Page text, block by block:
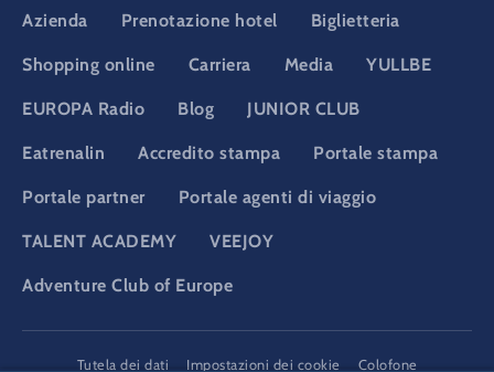
Azienda Prenotazione hotel Biglietteria
Shopping online Carriera Media YULLBE
EUROPA Radio Blog JUNIOR CLUB
Eatrenalin Accredito stampa Portale stampa
Portale partner Portale agenti di viaggio
TALENT ACADEMY VEEJOY
Adventure Club of Europe
DSGVO
Tutela dei dati Impostazioni dei cookie Colofone